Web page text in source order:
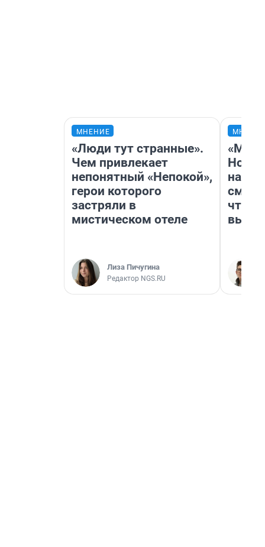
МНЕНИЕ
«Люди тут странные».
Чем привлекает
непонятный «Непокой»,
герои которого
застряли в
мистическом отеле
Лиза Пичугина
Редактор NGS.RU
«Мы